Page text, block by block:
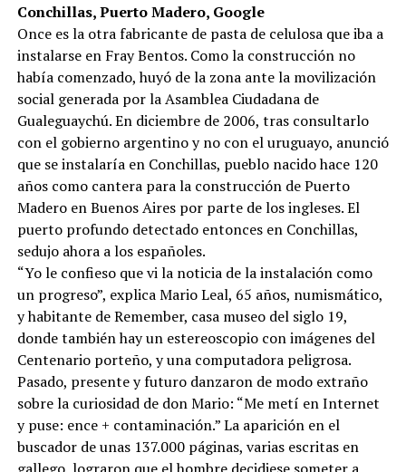
Conchillas, Puerto Madero, Google
Once es la otra fabricante de pasta de celulosa que iba a
instalarse en Fray Bentos. Como la construcción no
había comenzado, huyó de la zona ante la movilización
social generada por la Asamblea Ciudadana de
Gualeguaychú. En diciembre de 2006, tras consultarlo
con el gobierno argentino y no con el uruguayo, anunció
que se instalaría en Conchillas, pueblo nacido hace 120
años como cantera para la construcción de Puerto
Madero en Buenos Aires por parte de los ingleses. El
puerto profundo detectado entonces en Conchillas,
sedujo ahora a los españoles.
“Yo le confieso que vi la noticia de la instalación como
un progreso”, explica Mario Leal, 65 años, numismático,
y habitante de Remember, casa museo del siglo 19,
donde también hay un estereoscopio con imágenes del
Centenario porteño, y una computadora peligrosa.
Pasado, presente y futuro danzaron de modo extraño
sobre la curiosidad de don Mario: “Me metí en Internet
y puse: ence + contaminación.” La aparición en el
buscador de unas 137.000 páginas, varias escritas en